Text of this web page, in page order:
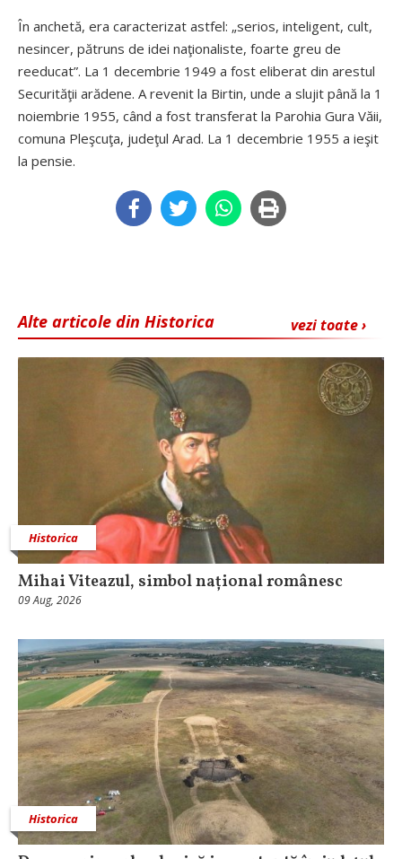
În anchetă, era caracterizat astfel: „serios, inteligent, cult,
nesincer, pătruns de idei naţionaliste, foarte greu de
reeducat”. La 1 decembrie 1949 a fost eliberat din arestul
Securităţii arădene. A revenit la Birtin, unde a slujit până la 1
noiembrie 1955, când a fost transferat la Parohia Gura Văii,
comuna Pleşcuţa, judeţul Arad. La 1 decembrie 1955 a ieşit
la pensie.
vezi toate ›
Alte articole din Historica
Historica
Mihai Viteazul, simbol național românesc
09 Aug, 2026
Historica